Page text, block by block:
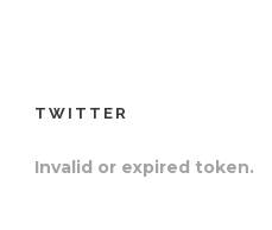
TWITTER
Invalid or expired token.